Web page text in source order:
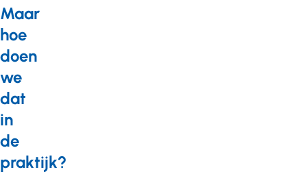
Maar
hoe
doen
we
dat
in
de
praktijk?